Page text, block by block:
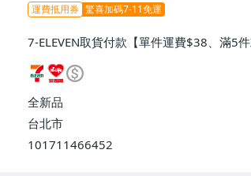
運費抵用券 驚喜加碼7-11免運
7-ELEVEN取貨付款【單件運費$38、滿5
ELEVEN取貨不付款【免運費】、萊爾富
或消費滿$1298免運費】、宅配/貨運【單
$1598免運費】
全新品
台北市
101711466452